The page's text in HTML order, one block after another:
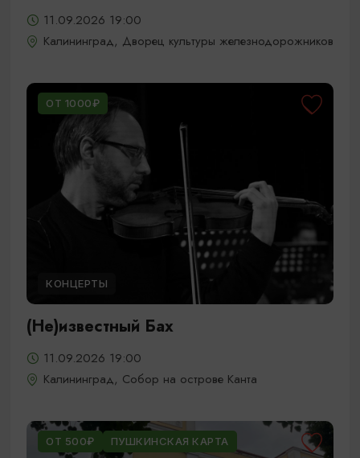
11.09.2026 19:00
Калининград, Дворец культуры железнодорожников
ОТ 1000₽
КОНЦЕРТЫ
(Не)известный Бах
11.09.2026 19:00
Калининград, Собор на острове Канта
ОТ 500₽ ПУШКИНСКАЯ КАРТА